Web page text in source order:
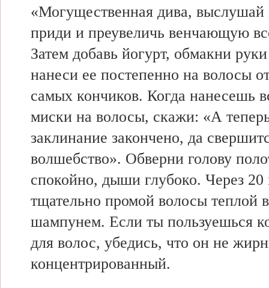
«Могущественная дива,
приди и преувеличь венчающую
Затем добавь йогурт, обмакни
нанеси ее постепенно на волосы
самых кончиков. Когда нанесешь
миски на волосы, скажи: «А
заклинание закончено, да
волшебство». Обверни голову
спокойно, дыши глубоко. Через 20
тщательно промой волосы теплой
шампунем. Если ты пользуешься
для волос, убедись, что он не
концентрированный.